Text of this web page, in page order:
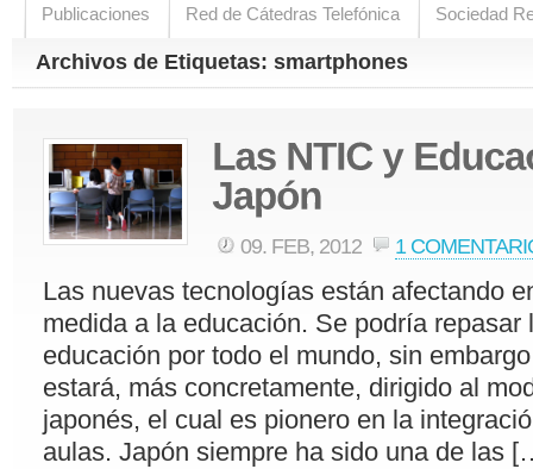
Publicaciones Red de Cátedras Telefónica Sociedad
Archivos de Etiquetas: smartphones
09. FEB, 2012 1
Las nuevas tecnologías están afectando
medida a la educación. Se podría repasar
educación por todo el mundo, sin
estará, más concretamente, dirigido al
japonés, el cual es pionero en la
aulas. Japón siempre ha sido una de las